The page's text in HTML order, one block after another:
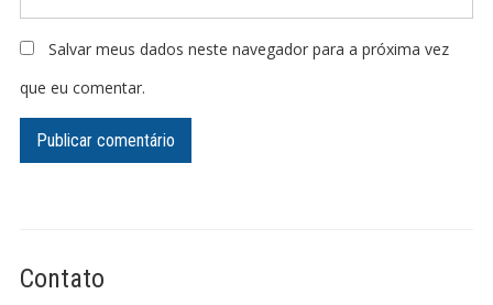
Salvar meus dados neste navegador para a próxima vez
que eu comentar.
Contato